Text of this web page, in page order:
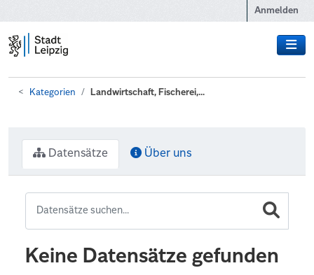
Anmelden
Kategorien Landwirtschaft, Fischerei,...
Datensätze Über uns
Keine Datensätze gefunden